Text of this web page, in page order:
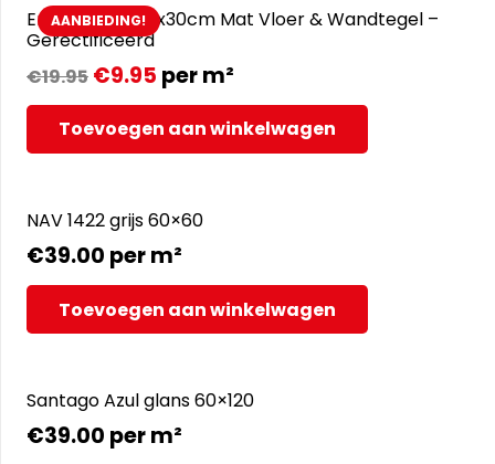
AANBIEDING!
Emilia Azul – 30x30cm Mat Vloer & Wandtegel –
Gerectificeerd
€19.95 €9.95 per m²
Toevoegen aan winkelwagen
NAV 1422 grijs 60×60
€39.00 per m²
Toevoegen aan winkelwagen
Santago Azul glans 60×120
€39.00 per m²